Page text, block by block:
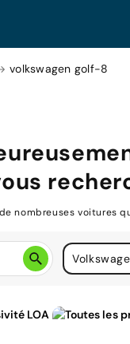
volkswagen golf-8
nombreuses voitures